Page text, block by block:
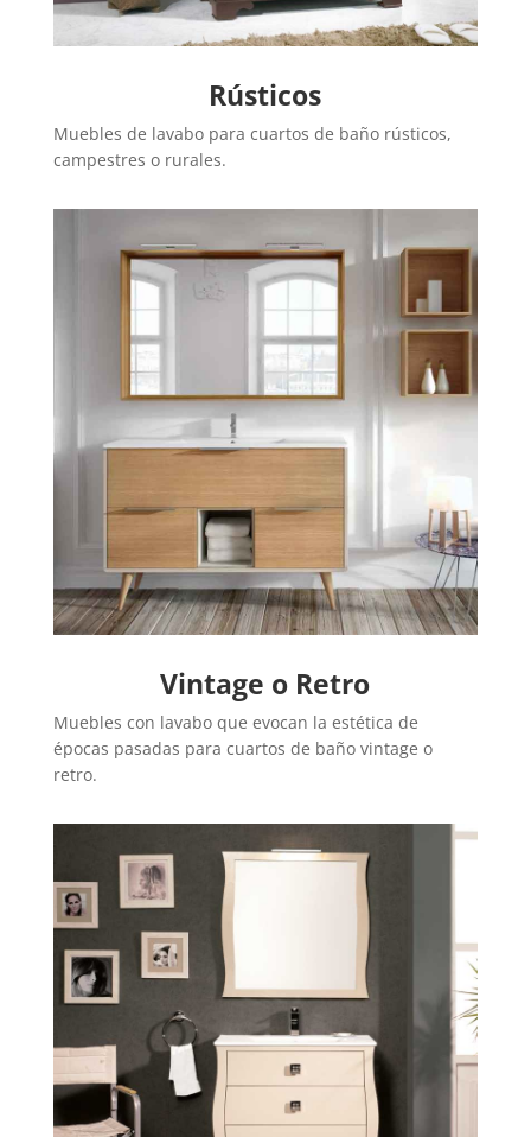
Rústicos
Muebles de lavabo para cuartos de baño rústicos,
campestres o rurales.
Vintage o Retro
Muebles con lavabo que evocan la estética de
épocas pasadas para cuartos de baño vintage o
retro.